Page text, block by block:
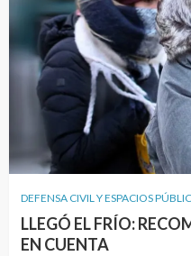
DEFENSA CIVIL Y ESPACIOS
LLEGÓ EL FRÍO:
EN CUENTA